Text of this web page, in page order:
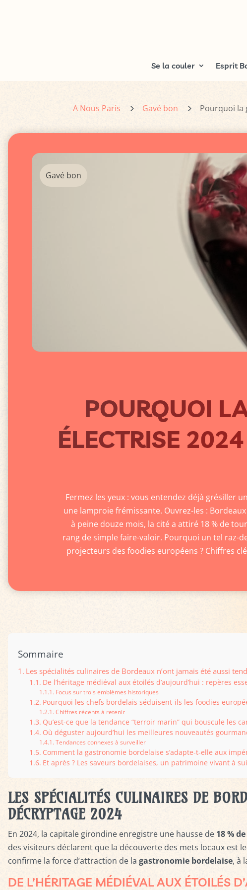
Se la couler Esprit
A Nous Paris 5 Gavé bon 5 Pourquoi la
Gavé bon
POURQUOI
ÉLECTRISE
Fermez les yeux : vous entendez déjà grésiller
une lamproie frémissante. Ouvrez-les :
à peine douze mois, la cité a attiré 18 % de
rang de simple faire-valoir. Pourquoi un tel raz-
projecteurs des foodies européens ? Chiffres
Sommaire
Les spécialités culinaires de Bordeaux n’ont jamais été aussi
De l’héritage médiéval aux étoilés d’aujourd’hui : repères
Focus sur trois emblèmes historiques
Pourquoi les chefs bordelais séduisent-ils les foodies
Chiffres récents à retenir
Qu’est-ce que la tendance “terroir marin” qui bouscule les
Où déguster aujourd’hui les meilleures nouveautés
Tendances connexes à surveiller
Comment la gastronomie bordelaise s’adapte-t-elle aux
Et après ? Les saveurs bordelaises, un patrimoine vivant à
LES SPÉCIALITÉS CULINAIRES DE
DÉCRYPTAGE 2024
En 2024, la capitale girondine enregistre une hausse de 18 %
des visiteurs déclarent que la découverte des mets locaux est
confirme la force d’attraction de la gastronomie bordelaise, à
DE L’HÉRITAGE MÉDIÉVAL AUX ÉTOILÉS